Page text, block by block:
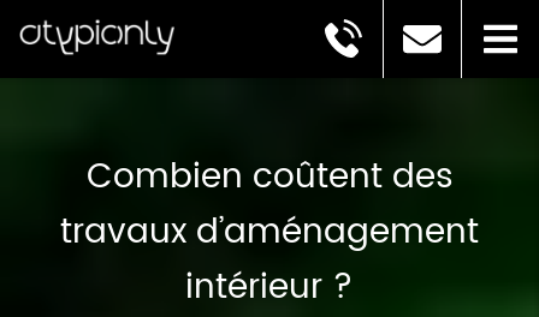
Combien coûtent des
travaux d’aménagement
intérieur ?